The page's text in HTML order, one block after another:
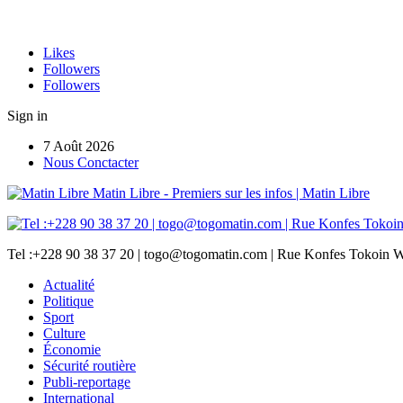
Likes
Followers
Followers
Sign in
7 Août 2026
Nous Conctacter
Matin Libre - Premiers sur les infos | Matin Libre
Tel :+228 90 38 37 20 | togo@togomatin.com | Rue Konfes Tokoin
Actualité
Politique
Sport
Culture
Économie
Sécurité routière
Publi-reportage
International